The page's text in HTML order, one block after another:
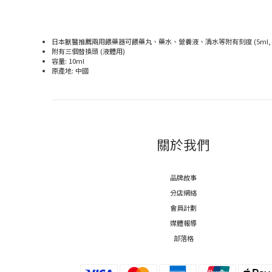
日本獸醫推薦兩用餵藥器可餵藥丸、藥水、營養液、清水等附有刻度
附有三個替換頭 (液體用)
容量: 10ml
原產地: 中國
關於我們
品牌故事
分店網絡
會員計劃
媒體報導
部落格